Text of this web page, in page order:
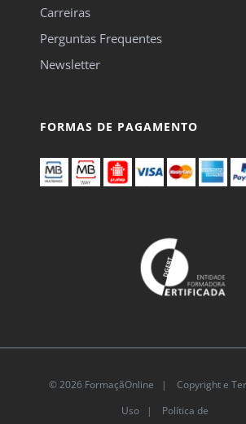
Carreiras
Perguntas Frequentes
Newsletter
FORMAS DE PAGAMENTO
© 2026 FormaçãOnline |
Copyright e
Uso| Política de